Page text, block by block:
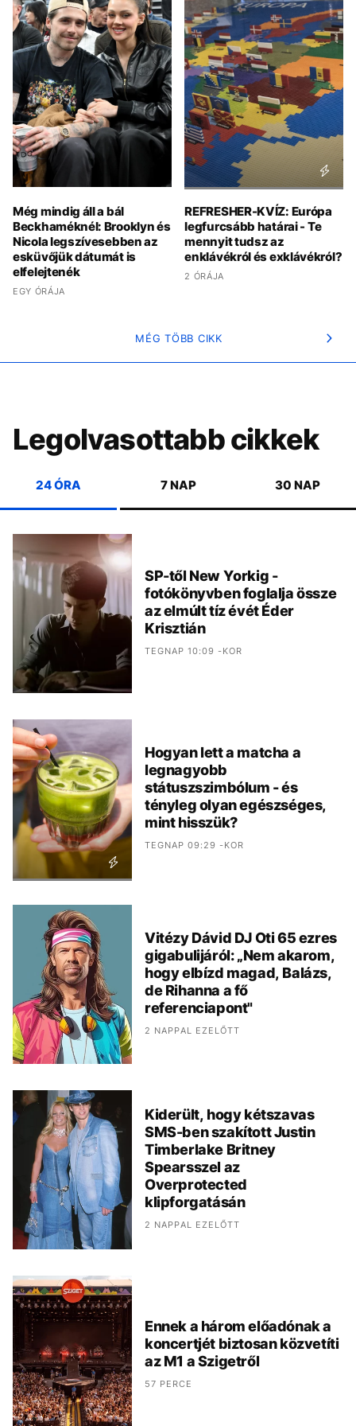
Még mindig áll a bál
Beckhaméknél: Brooklyn és
Nicola legszívesebben az
esküvőjük dátumát is
elfelejtenék
EGY ÓRÁJA
REFRESHER-KVÍZ: Európa
legfurcsább határai - Te
mennyit tudsz az
enklávékról és exklávékról?
2 ÓRÁJA
MÉG TÖBB CIKK
Legolvasottabb cikkek
24 ÓRA 7 NAP 30 NAP
SP-től New Yorkig -
fotókönyvben foglalja össze
az elmúlt tíz évét Éder
Krisztián
TEGNAP 10:09 -KOR
Hogyan lett a matcha a
legnagyobb
státuszszimbólum - és
tényleg olyan egészséges,
mint hisszük?
TEGNAP 09:29 -KOR
Vitézy Dávid DJ Oti 65 ezres
gigabulijáról: „Nem akarom,
hogy elbízd magad, Balázs,
de Rihanna a fő
referenciapont"
2 NAPPAL EZELŐTT
Kiderült, hogy kétszavas
SMS-ben szakított Justin
Timberlake Britney
Spearsszel az
Overprotected
klipforgatásán
2 NAPPAL EZELŐTT
Ennek a három előadónak a
koncertjét biztosan közvetíti
az M1 a Szigetről
57 PERCE